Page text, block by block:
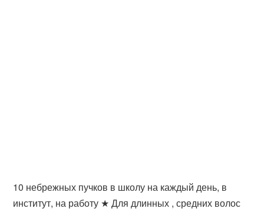
10 небрежных пучков в школу на каждый день, в
институт, на работу ★ Для длинных , средних волос